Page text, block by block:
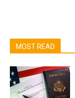
MOST READ